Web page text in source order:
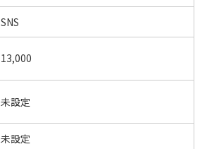
SNS
13,000
未設定
未設定